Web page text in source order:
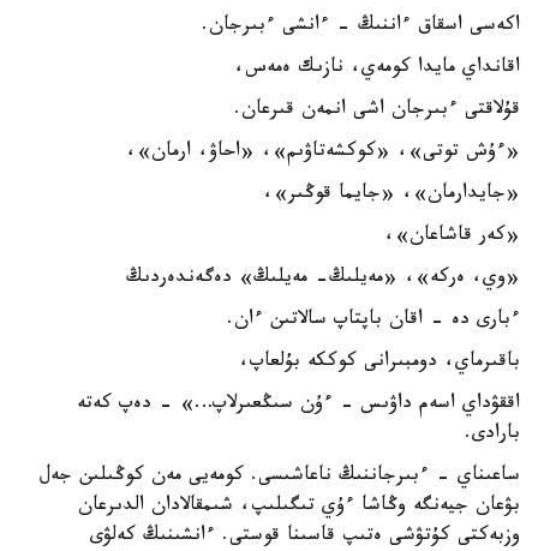
اكەسى اسقاق ءاننىڭ - ءانشى ءبىرجان.
اقانداي مايدا كومەي، نازىك ەمەس،
قۇلاقتى ءبىرجان اشى انمەن قىرعان.
«ءۇش توتى»، «كوكشەتاۋىم»، «احاۋ، ارمان»،
«جايدارمان»، «جايما قوڭىر»،
«كەر قاشاعان»،
«وي، ەركە»، «مەيلىڭ- مەيلىڭ» دەگەندەردىڭ
ءبارى دە - اقان باپتاپ سالاتىن ءان.
باقىرماي، دومبىرانى كوككە بۇلعاپ،
اققۋداي اسەم داۋىس - ءۇن سىڭعىرلاپ…» - دەپ كەتە
بارادى.
ساعىناي - ءبىرجاننىڭ ناعاشىسى. كومەيى مەن كوڭىلىن جەل
بۋعان جيەنگە وڭاشا ءۇي تىگىلىپ، شىمقالادان الدىرعان
وزبەكتى كۇتۋشى ەتىپ قاسىنا قوستى. ءانشىنىڭ كەلۋى